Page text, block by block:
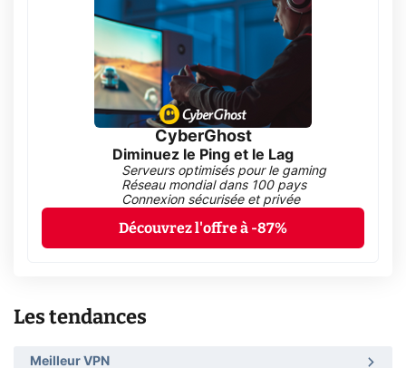
CyberGhost
Diminuez le Ping et le Lag
Serveurs optimisés pour le gaming
Réseau mondial dans 100 pays
Connexion sécurisée et privée
Découvrez l'offre à -87%
Les tendances
Meilleur VPN